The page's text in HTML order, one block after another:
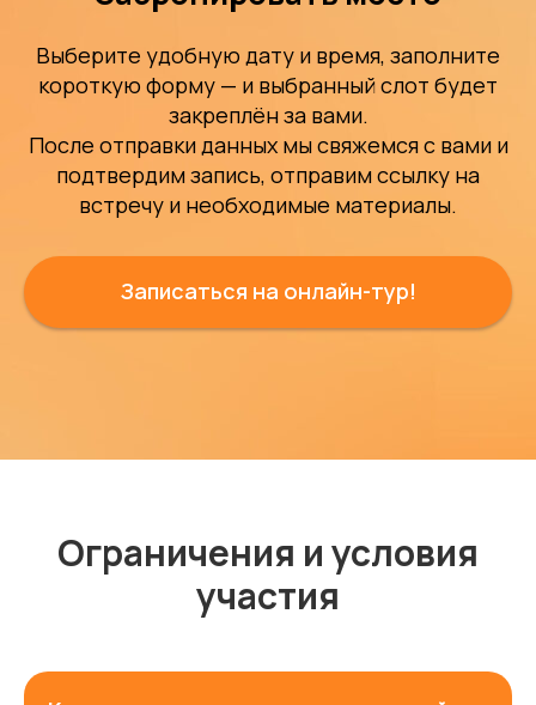
Выберите удобную дату и время, заполните
короткую форму — и выбранный слот будет
закреплён за вами.
После отправки данных мы свяжемся с вами и
подтвердим запись, отправим ссылку на
встречу и необходимые материалы.
Записаться на онлайн-тур!
Ограничения и условия
участия